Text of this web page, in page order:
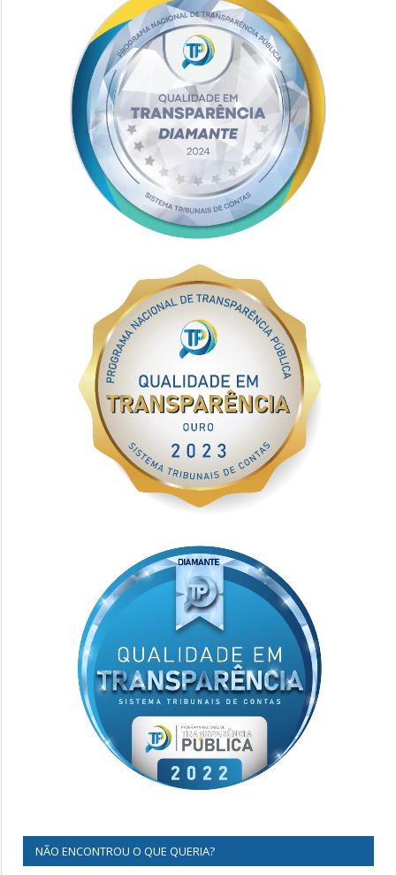
NÃO ENCONTROU O QUE QUERIA?